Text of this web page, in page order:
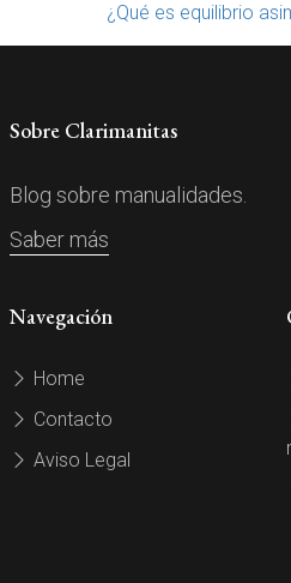
¿Qué es equilibrio
Sobre Clarimanitas
Blog sobre manualidades.
Saber más
Navegación
Home
Contacto
Aviso Legal